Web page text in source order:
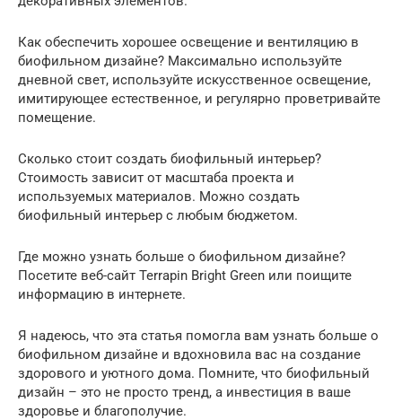
Как обеспечить хорошее освещение и вентиляцию в
биофильном дизайне? Максимально используйте
дневной свет, используйте искусственное освещение,
имитирующее естественное, и регулярно проветривайте
помещение.
Сколько стоит создать биофильный интерьер?
Стоимость зависит от масштаба проекта и
используемых материалов. Можно создать
биофильный интерьер с любым бюджетом.
Где можно узнать больше о биофильном дизайне?
Посетите веб-сайт Terrapin Bright Green или поищите
информацию в интернете.
Я надеюсь, что эта статья помогла вам узнать больше о
биофильном дизайне и вдохновила вас на создание
здорового и уютного дома. Помните, что биофильный
дизайн – это не просто тренд, а инвестиция в ваше
здоровье и благополучие.